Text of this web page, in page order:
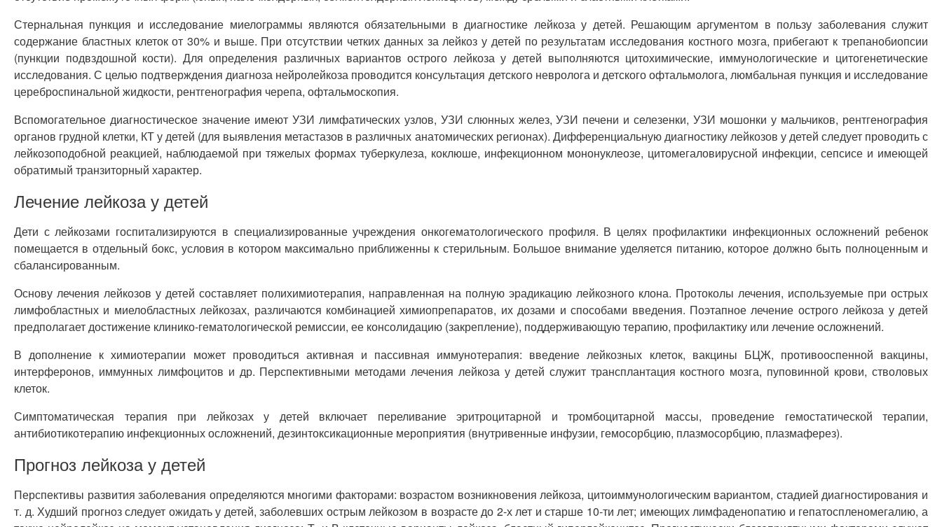
Стернальная пункция и исследование миелограммы являются обязательными в диагностике лейкоза у детей. Решающим аргументом в пользу заболевания служит
содержание бластных клеток от 30% и выше. При отсутствии четких данных за лейкоз у детей по результатам исследования костного мозга, прибегают к трепанобиопсии
(пункции подвздошной кости). Для определения различных вариантов острого лейкоза у детей выполняются цитохимические, иммунологические и цитогенетические
исследования. С целью подтверждения диагноза нейролейкоза проводится консультация детского невролога и детского офтальмолога, люмбальная пункция и исследование
цереброспинальной жидкости, рентгенография черепа, офтальмоскопия.
Вспомогательное диагностическое значение имеют УЗИ лимфатических узлов, УЗИ слюнных желез, УЗИ печени и селезенки, УЗИ мошонки у мальчиков, рентгенография
органов грудной клетки, КТ у детей (для выявления метастазов в различных анатомических регионах). Дифференциальную диагностику лейкозов у детей следует проводить с
лейкозоподобной реакцией, наблюдаемой при тяжелых формах туберкулеза, коклюше, инфекционном мононуклеозе, цитомегаловирусной инфекции, сепсисе и имеющей
обратимый транзиторный характер.
Лечение лейкоза у детей
Дети с лейкозами госпитализируются в специализированные учреждения онкогематологического профиля. В целях профилактики инфекционных осложнений ребенок
помещается в отдельный бокс, условия в котором максимально приближенны к стерильным. Большое внимание уделяется питанию, которое должно быть полноценным и
сбалансированным.
Основу лечения лейкозов у детей составляет полихимиотерапия, направленная на полную эрадикацию лейкозного клона. Протоколы лечения, используемые при острых
лимфобластных и миелобластных лейкозах, различаются комбинацией химиопрепаратов, их дозами и способами введения. Поэтапное лечение острого лейкоза у детей
предполагает достижение клинико-гематологической ремиссии, ее консолидацию (закрепление), поддерживающую терапию, профилактику или лечение осложнений.
В дополнение к химиотерапии может проводиться активная и пассивная иммунотерапия: введение лейкозных клеток, вакцины БЦЖ, противооспенной вакцины,
интерферонов, иммунных лимфоцитов и др. Перспективными методами лечения лейкоза у детей служит трансплантация костного мозга, пуповинной крови, стволовых
клеток.
Симптоматическая терапия при лейкозах у детей включает переливание эритроцитарной и тромбоцитарной массы, проведение гемостатической терапии,
антибиотикотерапию инфекционных осложнений, дезинтоксикационные мероприятия (внутривенные инфузии, гемосорбцию, плазмосорбцию, плазмаферез).
Прогноз лейкоза у детей
Перспективы развития заболевания определяются многими факторами: возрастом возникновения лейкоза, цитоиммунологическим вариантом, стадией диагностирования и
т. д. Худший прогноз следует ожидать у детей, заболевших острым лейкозом в возрасте до 2-х лет и старше 10-ти лет; имеющих лимфаденопатию и гепатоспленомегалию, а